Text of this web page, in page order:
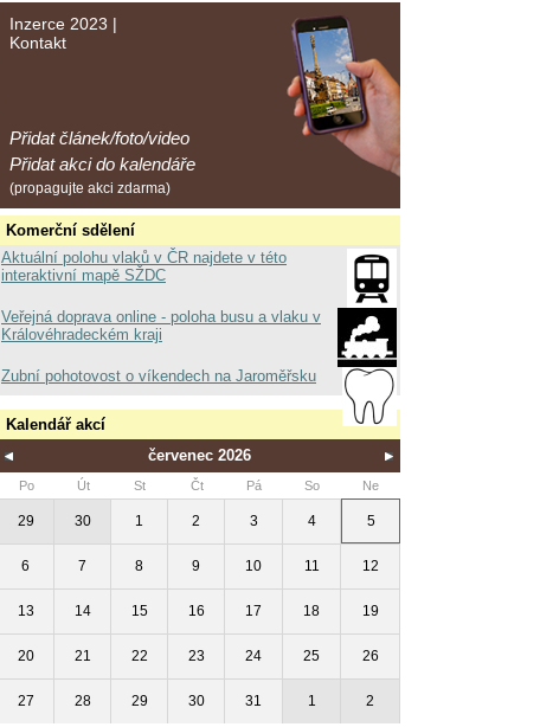
Inzerce 2023 |
Kontakt
Přidat článek/foto/video
Přidat akci do kalendáře
(propagujte akci zdarma)
Komerční sdělení
Aktuální polohu vlaků v ČR najdete v této
interaktivní mapě SŽDC
Veřejná doprava online - poloha busu a vlaku v
Královéhradeckém kraji
Zubní pohotovost o víkendech na Jaroměřsku
Kalendář akcí
červenec 2026
Po Út St Čt Pá So Ne
29 30 1 2 3 4 5
6 7 8 9 10 11 12
13 14 15 16 17 18 19
20 21 22 23 24 25 26
27 28 29 30 31 1 2